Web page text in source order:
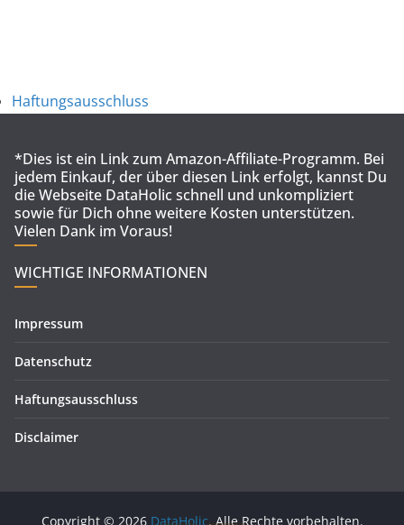
Haftungsausschluss
*Dies ist ein Link zum Amazon-Affiliate-Programm. Bei
jedem Einkauf, der über diesen Link erfolgt, kannst Du
die Webseite DataHolic schnell und unkompliziert
sowie für Dich ohne weitere Kosten unterstützen.
Vielen Dank im Voraus!
WICHTIGE INFORMATIONEN
Impressum
Datenschutz
Haftungsausschluss
Disclaimer
Copyright © 2026 DataHolic. Alle Rechte vorbehalten.